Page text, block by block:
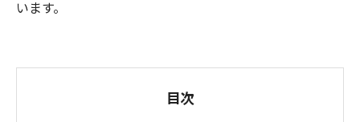
います。
目次